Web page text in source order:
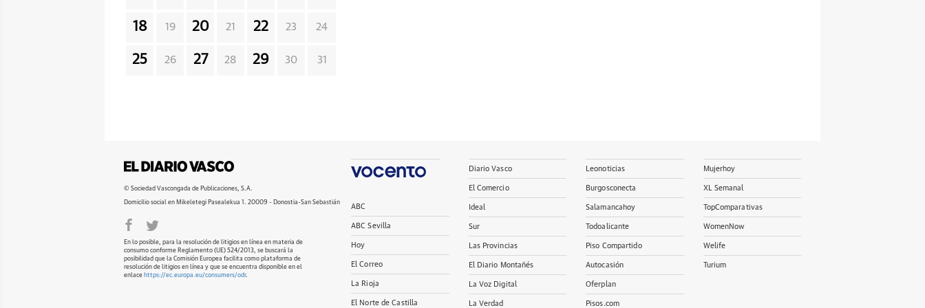
18 19 20 21 22 23 24
25 26 27 28 29 30 31
© Sociedad Vascongada de Publicaciones, S.A.
Domicilio social en Mikeletegi Pasealekua 1. 20009 - Donostia-San Sebastián
En lo posible, para la resolución de litigios en línea en materia de
consumo conforme Reglamento (UE) 524/2013, se buscará la
posibilidad que la Comisión Europea facilita como plataforma de
resolución de litigios en línea y que se encuentra disponible en el
enlace https://ec.europa.eu/consumers/odr.
ABC
ABC Sevilla
Hoy
El Correo
La Rioja
El Norte de Castilla
Diario Vasco
El Comercio
Ideal
Sur
Las Provincias
El Diario Montañés
La Voz Digital
La Verdad
Leonoticias
Burgosconecta
Salamancahoy
Todoalicante
Piso Compartido
Autocasión
Oferplan
Pisos.com
Mujerhoy
XL Semanal
TopComparativas
WomenNow
Welife
Turium